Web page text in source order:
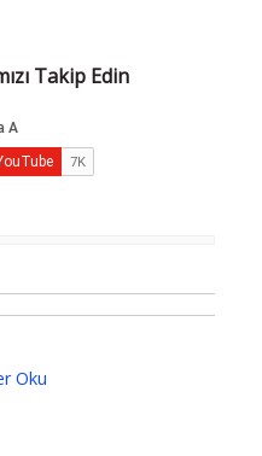
Takip Edin
Oku